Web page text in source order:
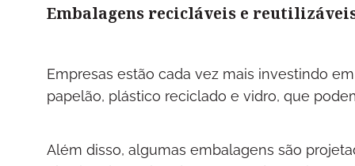
Embalagens recicláveis e
Empresas estão cada vez mais investindo
papelão, plástico reciclado e vidro, que
Além disso, algumas embalagens são